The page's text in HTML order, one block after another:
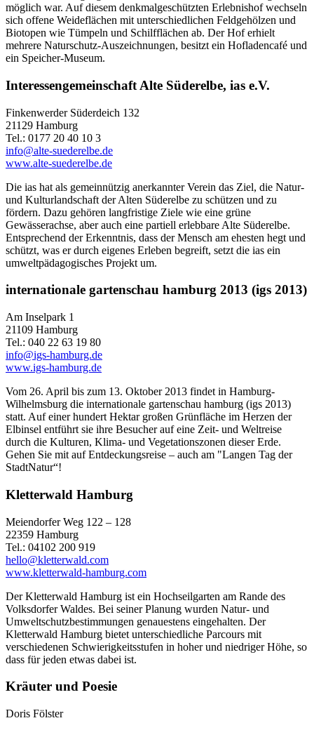
möglich war. Auf diesem denkmalgeschützten Erlebnishof wechseln
sich offene Weideflächen mit unterschiedlichen Feldgehölzen und
Biotopen wie Tümpeln und Schilfflächen ab. Der Hof erhielt
mehrere Naturschutz-Auszeichnungen, besitzt ein Hofladencafé und
ein Speicher-Museum.
Interessengemeinschaft Alte Süderelbe, ias e.V.
Finkenwerder Süderdeich 132
21129 Hamburg
Tel.: 0177 20 40 10 3
info@alte-suederelbe.de
www.alte-suederelbe.de
Die ias hat als gemeinnützig anerkannter Verein das Ziel, die Natur-
und Kulturlandschaft der Alten Süderelbe zu schützen und zu
fördern. Dazu gehören langfristige Ziele wie eine grüne
Gewässerachse, aber auch eine partiell erlebbare Alte Süderelbe.
Entsprechend der Erkenntnis, dass der Mensch am ehesten hegt und
schützt, was er durch eigenes Erleben begreift, setzt die ias ein
umweltpädagogisches Projekt um.
internationale gartenschau hamburg 2013 (igs 2013)
Am Inselpark 1
21109 Hamburg
Tel.: 040 22 63 19 80
info@igs-hamburg.de
www.igs-hamburg.de
Vom 26. April bis zum 13. Oktober 2013 findet in Hamburg-
Wilhelmsburg die internationale gartenschau hamburg (igs 2013)
statt. Auf einer hundert Hektar großen Grünfläche im Herzen der
Elbinsel entführt sie ihre Besucher auf eine Zeit- und Weltreise
durch die Kulturen, Klima- und Vegetationszonen dieser Erde.
Gehen Sie mit auf Entdeckungsreise – auch am "Langen Tag der
StadtNatur“!
Kletterwald Hamburg
Meiendorfer Weg 122 – 128
22359 Hamburg
Tel.: 04102 200 919
hello@kletterwald.com
www.kletterwald-hamburg.com
Der Kletterwald Hamburg ist ein Hochseilgarten am Rande des
Volksdorfer Waldes. Bei seiner Planung wurden Natur- und
Umweltschutzbestimmungen genauestens eingehalten. Der
Kletterwald Hamburg bietet unterschiedliche Parcours mit
verschiedenen Schwierigkeitsstufen in hoher und niedriger Höhe, so
dass für jeden etwas dabei ist.
Kräuter und Poesie
Doris Fölster